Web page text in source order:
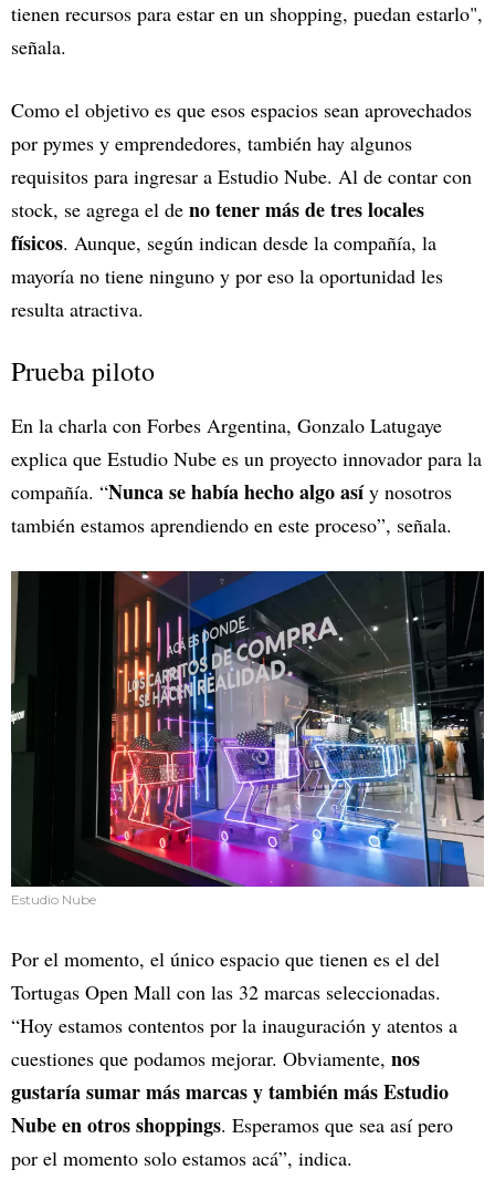
tienen recursos para estar en un shopping, puedan estarlo",
señala.
Como el objetivo es que esos espacios sean aprovechados
por pymes y emprendedores, también hay algunos
requisitos para ingresar a Estudio Nube. Al de contar con
stock, se agrega el de no tener más de tres locales
físicos. Aunque, según indican desde la compañía, la
mayoría no tiene ninguno y por eso la oportunidad les
resulta atractiva.
Prueba piloto
En la charla con Forbes Argentina, Gonzalo Latugaye
explica que Estudio Nube es un proyecto innovador para la
compañía. “Nunca se había hecho algo asíy nosotros
también estamos aprendiendo en este proceso”, señala.
Estudio Nube
Por el momento, el único espacio que tienen es el del
Tortugas Open Mall con las 32 marcas seleccionadas.
“Hoy estamos contentos por la inauguración y atentos a
cuestiones que podamos mejorar. Obviamente, nos
gustaría sumar más marcas y también más Estudio
Nube en otros shoppings. Esperamos que sea así pero
por el momento solo estamos acá”, indica.